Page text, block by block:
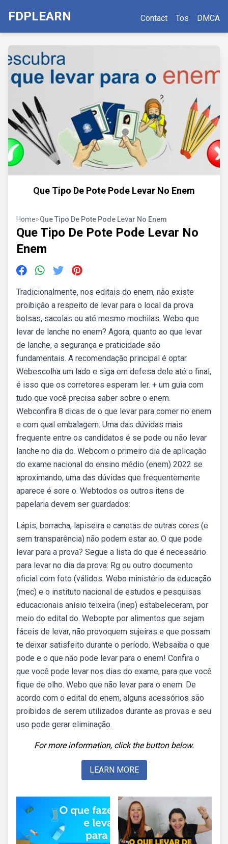
FDPLEARN Contact Tos DMCA
Que Tipo De Pote Pode Levar No Enem
Home>Que Tipo De Pote Pode Levar No Enem
Que Tipo De Pote Pode Levar No
Enem
Tradicionalmente, nos editais do enem, não existe
proibição a respeito de levar para o local da prova
bolsas, sacolas ou até mesmo mochilas. Webo que
levar de lanche no enem? Agora, quanto ao que levar
de lanche, a segurança e praticidade são
fundamentais. A recomendação principal é optar.
Webescolha um lado e siga em defesa dele até o final,
é isso que os corretores esperam ler. + um guia com
tudo que você precisa saber sobre o enem.
Webconfira 8 dicas de o que levar para comer no enem
e com qual embalagem. Uma das dúvidas mais
frequente entre os candidatos é se pode ou não levar
lanche no dia do. Webcom o primeiro dia de aplicação
do exame nacional do ensino médio (enem) 2022 se
aproximando, uma das dúvidas que frequentemente
aparece é sore o. Webtodos os outros itens de
papelaria devem ser guardados:
Lápis, borracha, lapiseira e canetas de outras cores (e
sem transparência) não podem estar ao. O que pode
levar para a prova? Segue a lista do que é necessário
para levar no dia da prova: Rg ou outro documento
oficial com foto (válidos. Webo ministério da educação
(mec) e o instituto nacional de estudos e pesquisas
educacionais anísio teixeira (inep) estabeleceram, por
meio do edital do. Webopte por alimentos que sejam
fáceis de levar, não provoquem sujeiras e que possam
te deixar satisfeito durante o período. Websaiba o que
pode e o que não pode levar para o enem! Confira o
que você pode levar nos dias do exame, para que você
fique de olho. Webo que não levar para o enem. De
acordo com o edital do enem, alguns acessórios são
proibidos de serem utilizados durante as provas e seu
uso pode gerar eliminação.
For more information, click the button below.
LEARN MORE